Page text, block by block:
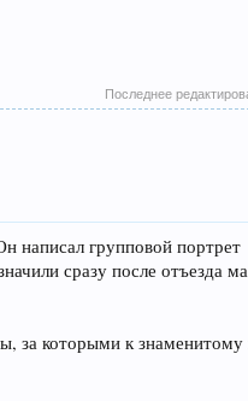
Последнее
написал групповой портрет
сразу после отъезда
за которыми к